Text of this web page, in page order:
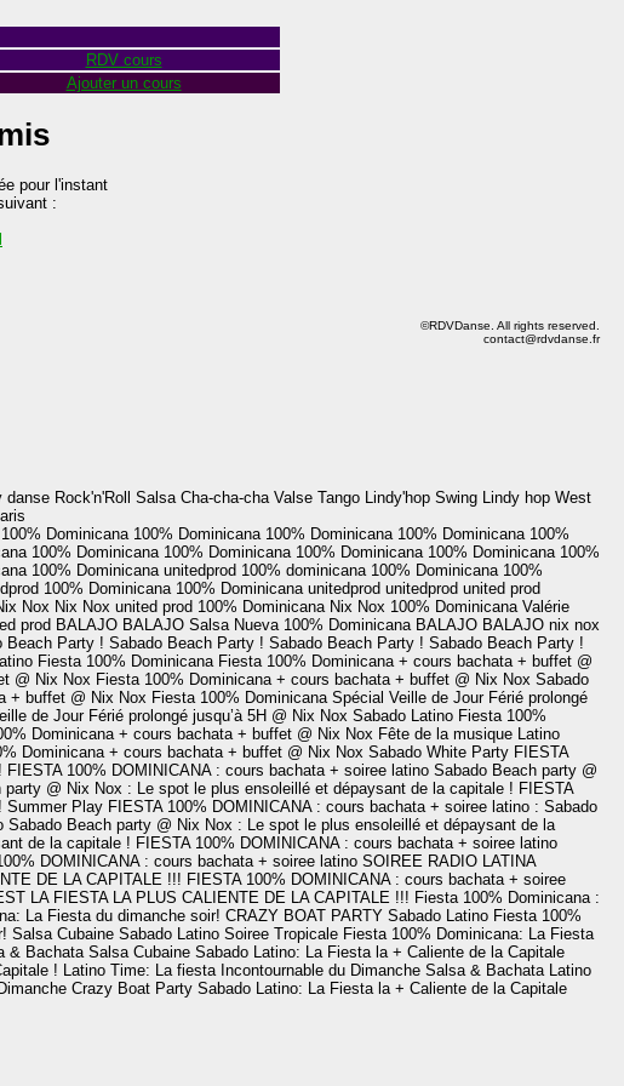
RDV cours
Ajouter un cours
pour l'instant
:
©RDVDanse. All rights reserved.
contact@rdvdanse.fr
Rock'n'Roll Salsa Cha-cha-cha Valse Tango Lindy'hop Swing Lindy hop West
100% Dominicana 100% Dominicana 100% Dominicana 100% Dominicana 100%
100% Dominicana 100% Dominicana 100% Dominicana 100% Dominicana 100%
100% Dominicana unitedprod 100% dominicana 100% Dominicana 100%
100% Dominicana 100% Dominicana unitedprod unitedprod united prod
Nox Nix Nox united prod 100% Dominicana Nix Nox 100% Dominicana Valérie
prod BALAJO BALAJO Salsa Nueva 100% Dominicana BALAJO BALAJO nix nox
Beach Party ! Sabado Beach Party ! Sabado Beach Party ! Sabado Beach Party !
Fiesta 100% Dominicana Fiesta 100% Dominicana + cours bachata + buffet @
@ Nix Nox Fiesta 100% Dominicana + cours bachata + buffet @ Nix Nox Sabado
+ buffet @ Nix Nox Fiesta 100% Dominicana Spécial Veille de Jour Férié prolongé
de Jour Férié prolongé jusqu’à 5H @ Nix Nox Sabado Latino Fiesta 100%
Dominicana + cours bachata + buffet @ Nix Nox Fête de la musique Latino
Dominicana + cours bachata + buffet @ Nix Nox Sabado White Party FIESTA
FIESTA 100% DOMINICANA : cours bachata + soiree latino Sabado Beach party @
party @ Nix Nox : Le spot le plus ensoleillé et dépaysant de la capitale ! FIESTA
Summer Play FIESTA 100% DOMINICANA : cours bachata + soiree latino : Sabado
Sabado Beach party @ Nix Nox : Le spot le plus ensoleillé et dépaysant de la
de la capitale ! FIESTA 100% DOMINICANA : cours bachata + soiree latino
DOMINICANA : cours bachata + soiree latino SOIREE RADIO LATINA
DE LA CAPITALE !!! FIESTA 100% DOMINICANA : cours bachata + soiree
LA FIESTA LA PLUS CALIENTE DE LA CAPITALE !!! Fiesta 100% Dominicana :
La Fiesta du dimanche soir! CRAZY BOAT PARTY Sabado Latino Fiesta 100%
Salsa Cubaine Sabado Latino Soiree Tropicale Fiesta 100% Dominicana: La Fiesta
& Bachata Salsa Cubaine Sabado Latino: La Fiesta la + Caliente de la Capitale
! Latino Time: La fiesta Incontournable du Dimanche Salsa & Bachata
Latino
Crazy Boat Party Sabado Latino: La Fiesta la + Caliente de la Capitale